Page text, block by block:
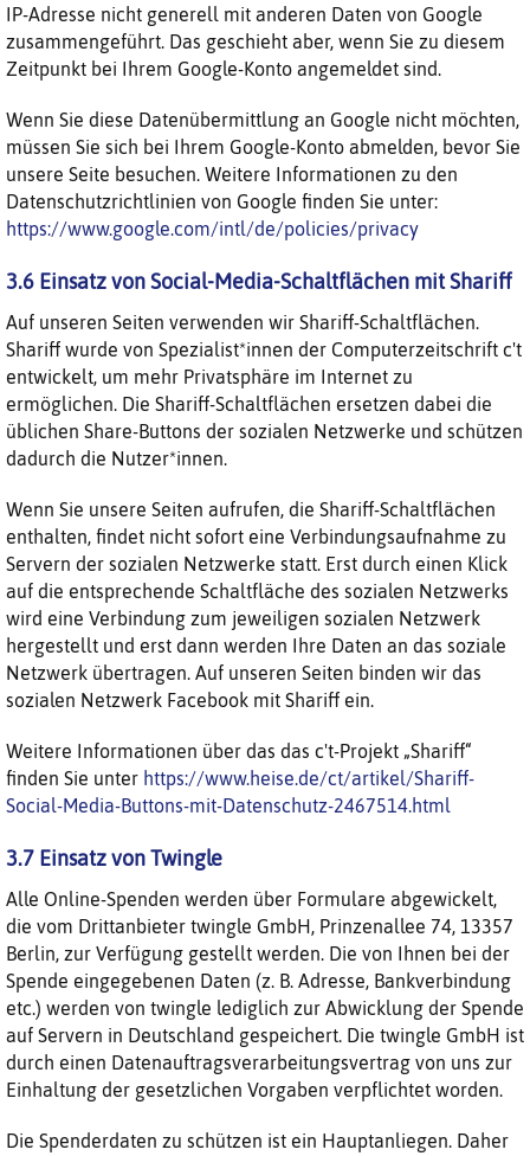
IP-Adresse nicht generell mit anderen Daten von Google
zusammengeführt. Das geschieht aber, wenn Sie zu diesem
Zeitpunkt bei Ihrem Google-Konto angemeldet sind.
Wenn Sie diese Datenübermittlung an Google nicht möchten,
müssen Sie sich bei Ihrem Google-Konto abmelden, bevor Sie
unsere Seite besuchen. Weitere Informationen zu den
Datenschutzrichtlinien von Google finden Sie unter:
https://www.google.com/intl/de/policies/privacy
3.6 Einsatz von Social-Media-Schaltflächen mit Shariff
Auf unseren Seiten verwenden wir Shariff-Schaltflächen.
Shariff wurde von Spezialist*innen der Computerzeitschrift c't
entwickelt, um mehr Privatsphäre im Internet zu
ermöglichen. Die Shariff-Schaltflächen ersetzen dabei die
üblichen Share-Buttons der sozialen Netzwerke und schützen
dadurch die Nutzer*innen.
Wenn Sie unsere Seiten aufrufen, die Shariff-Schaltflächen
enthalten, findet nicht sofort eine Verbindungsaufnahme zu
Servern der sozialen Netzwerke statt. Erst durch einen Klick
auf die entsprechende Schaltfläche des sozialen Netzwerks
wird eine Verbindung zum jeweiligen sozialen Netzwerk
hergestellt und erst dann werden Ihre Daten an das soziale
Netzwerk übertragen. Auf unseren Seiten binden wir das
sozialen Netzwerk Facebook mit Shariff ein.
Weitere Informationen über das das c't-Projekt „Shariff“
finden Sie unter https://www.heise.de/ct/artikel/Shariff-
Social-Media-Buttons-mit-Datenschutz-2467514.html
3.7 Einsatz von Twingle
Alle Online-Spenden werden über Formulare abgewickelt,
die vom Drittanbieter twingle GmbH, Prinzenallee 74, 13357
Berlin, zur Verfügung gestellt werden. Die von Ihnen bei der
Spende eingegebenen Daten (z. B. Adresse, Bankverbindung
etc.) werden von twingle lediglich zur Abwicklung der Spende
auf Servern in Deutschland gespeichert. Die twingle GmbH ist
durch einen Datenauftragsverarbeitungsvertrag von uns zur
Einhaltung der gesetzlichen Vorgaben verpflichtet worden.
Die Spenderdaten zu schützen ist ein Hauptanliegen. Daher